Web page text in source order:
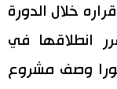
خلال الدورة
لعام 2026، والمقرر انطلاقها في
وصف مشروع